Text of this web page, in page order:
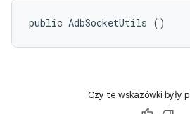
public AdbSocketUtils ()
Czy te wskazówki były